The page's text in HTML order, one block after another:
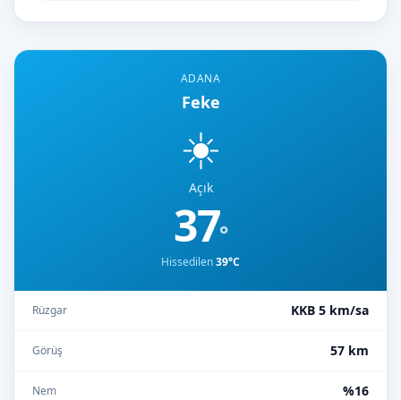
ADANA
Feke
☀️
Açık
37°
Hissedilen39°C
Rüzgar KKB 5 km/sa
Görüş 57 km
Nem %16